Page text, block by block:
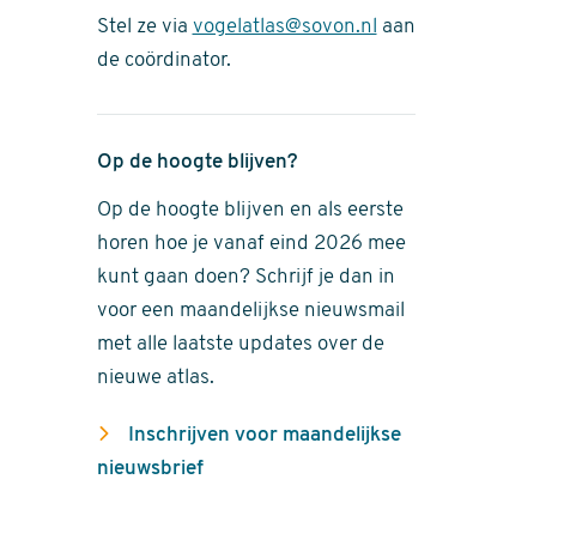
Stel ze via vogelatlas@sovon.nl
aan
de coördinator.
Op de hoogte blijven?
Op de hoogte blijven en als eerste
horen hoe je vanaf eind 2026 mee
kunt gaan doen? Schrijf je dan in
voor een maandelijkse nieuwsmail
met alle laatste updates over de
nieuwe atlas.
Inschrijven voor maandelijkse
nieuwsbrief